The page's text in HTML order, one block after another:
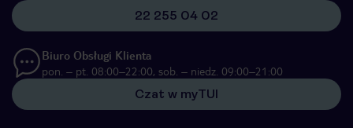
22 255 04 02
Biuro Obsługi Klienta
pon. – pt. 08:00–22:00, sob. – niedz. 09:00–21:00
Czat w myTUI